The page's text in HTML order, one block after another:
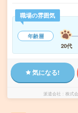
職場の雰囲気
年齢層
20代
気になる!
派遣会社 株式